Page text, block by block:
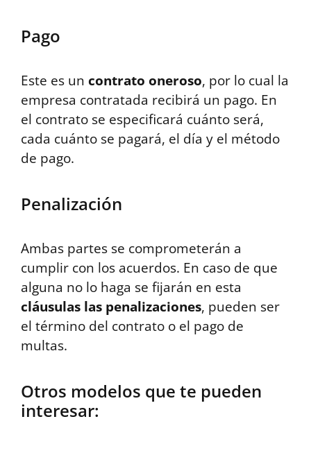
Pago
Este es un contrato oneroso, por lo cual la
empresa contratada recibirá un pago. En
el contrato se especificará cuánto será,
cada cuánto se pagará, el día y el método
de pago.
Penalización
Ambas partes se comprometerán a
cumplir con los acuerdos. En caso de que
alguna no lo haga se fijarán en esta
cláusulas las penalizaciones, pueden ser
el término del contrato o el pago de
multas.
Otros modelos que te pueden
interesar: